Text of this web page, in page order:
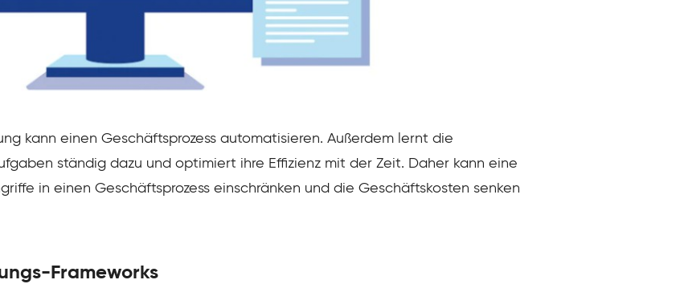
kann einen Geschäftsprozess automatisieren. Außerdem lernt die
ständig dazu und optimiert ihre Effizienz mit der Zeit. Daher kann eine
in einen Geschäftsprozess einschränken und die Geschäftskosten senken
Frameworks